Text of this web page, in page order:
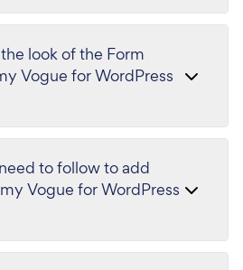
look of the Form
Vogue for WordPress
to follow to add
Vogue for WordPress